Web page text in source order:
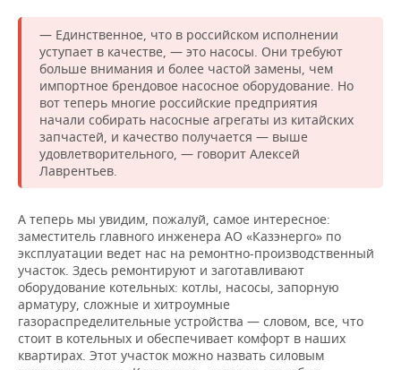
— Единственное, что в российском исполнении
уступает в качестве, — это насосы. Они требуют
больше внимания и более частой замены, чем
импортное брендовое насосное оборудование. Но
вот теперь многие российские предприятия
начали собирать насосные агрегаты из китайских
запчастей, и качество получается — выше
удовлетворительного, — говорит Алексей
Лаврентьев.
А теперь мы увидим, пожалуй, самое интересное:
заместитель главного инженера АО «Казэнерго» по
эксплуатации ведет нас на ремонтно-производственный
участок. Здесь ремонтируют и заготавливают
оборудование котельных: котлы, насосы, запорную
арматуру, сложные и хитроумные
газораспределительные устройства — словом, все, что
стоит в котельных и обеспечивает комфорт в наших
квартирах. Этот участок можно назвать силовым